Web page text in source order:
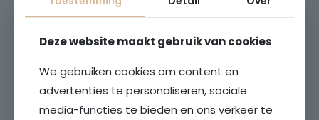
woninginspecties: wat moet
je weten?
Deze website maakt gebruik van cookies
We gebruiken cookies om content en
advertenties te personaliseren, sociale
media-functies te bieden en ons verkeer te